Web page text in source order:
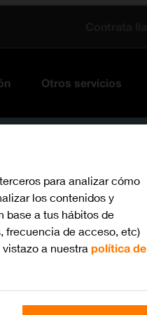
Otros servicios
para analizar cómo
los contenidos y
base a tus hábitos de
frecuencia de acceso, etc)
a nuestra política de